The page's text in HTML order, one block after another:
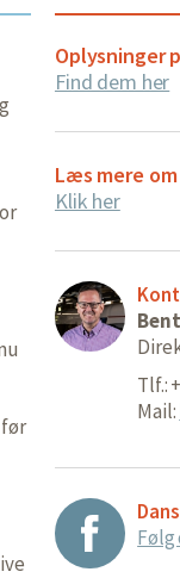
Oplysninger
Find dem her
Læs mere om
Klik her
Tlf.:
Mail:
Følg